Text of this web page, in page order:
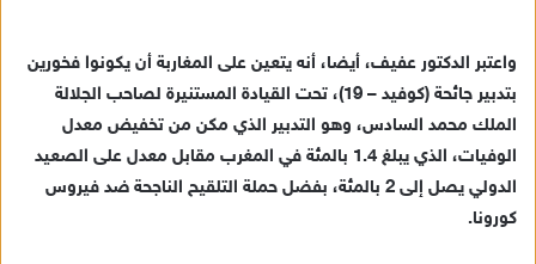
واعتبر الدكتور عفيف، أيضا، أنه يتعين على المغاربة أن يكونوا فخورين
بتدبير جائحة (كوفيد – 19)، تحت القيادة المستنيرة لصاحب الجلالة
الملك محمد السادس، وهو التدبير الذي مكن من تخفيض معدل
الوفيات، الذي يبلغ 1.4 بالمئة في المغرب مقابل معدل على الصعيد
الدولي يصل إلى 2 بالمئة، بفضل حملة التلقيح الناجحة ضد فيروس
كورونا.